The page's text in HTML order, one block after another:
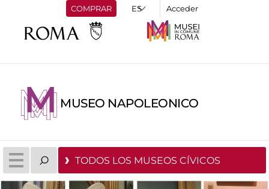
COMPRAR Acceder
MUSEO NAPOLEONICO
TODOS LOS MUSEOS CÍVICOS